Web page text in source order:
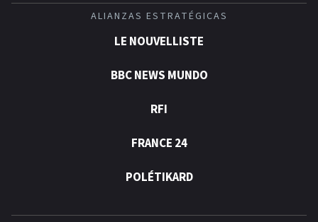
ALIANZAS ESTRATÉGICAS
LE NOUVELLISTE
BBC NEWS MUNDO
RFI
FRANCE 24
POLÉTIKARD